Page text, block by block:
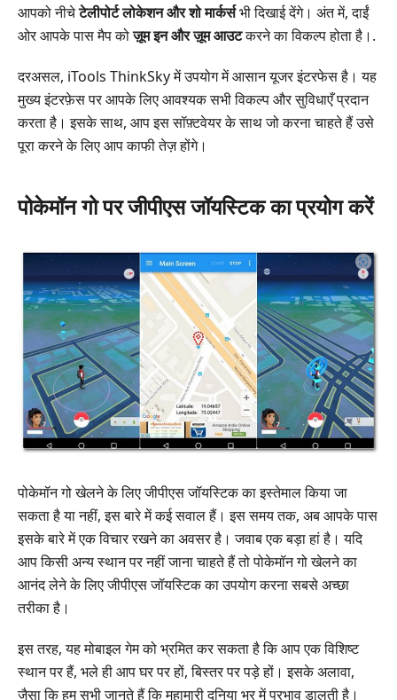
आपको नीचेटेलीपोर्ट लोकेशन और शो मार्कर्सभी दिखाई देंगे। अंत में, दाईं
ओर आपके पास मैप कोज़ूम इन और ज़ूम आउटकरने का विकल्प होता है।.
दरअसल, iTools ThinkSky में उपयोग में आसान यूजर इंटरफेस है। यह
मुख्य इंटरफ़ेस पर आपके लिए आवश्यक सभी विकल्प और सुविधाएँ प्रदान
करता है। इसके साथ, आप इस सॉफ़्टवेयर के साथ जो करना चाहते हैं उसे
पूरा करने के लिए आप काफी तेज़ होंगे।
पोकेमॉन गो पर जीपीएस जॉयस्टिक का प्रयोग करें
पोकेमॉन गो खेलने के लिए जीपीएस जॉयस्टिक का इस्तेमाल किया जा
सकता है या नहीं, इस बारे में कई सवाल हैं। इस समय तक, अब आपके पास
इसके बारे में एक विचार रखने का अवसर है। जवाब एक बड़ा हां है। यदि
आप किसी अन्य स्थान पर नहीं जाना चाहते हैं तो पोकेमॉन गो खेलने का
आनंद लेने के लिए जीपीएस जॉयस्टिक का उपयोग करना सबसे अच्छा
तरीका है।
इस तरह, यह मोबाइल गेम को भ्रमित कर सकता है कि आप एक विशिष्ट
स्थान पर हैं, भले ही आप घर पर हों, बिस्तर पर पड़े हों। इसके अलावा,
जैसा कि हम सभी जानते हैं कि महामारी दुनिया भर में प्रभाव डालती है।